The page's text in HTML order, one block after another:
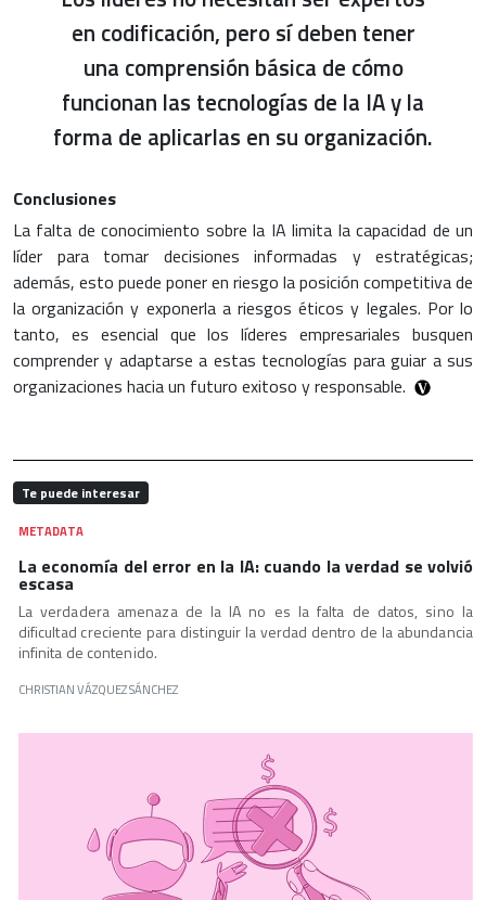
en codificación, pero sí deben tener
una comprensión básica de cómo
funcionan las tecnologías de la IA y la
forma de aplicarlas en su organización.
Conclusiones
La falta de conocimiento sobre la IA limita la capacidad de un
líder para tomar decisiones informadas y estratégicas;
además, esto puede poner en riesgo la posición competitiva de
la organización y exponerla a riesgos éticos y legales. Por lo
tanto, es esencial que los líderes empresariales busquen
comprender y adaptarse a estas tecnologías para guiar a sus
organizaciones hacia un futuro exitoso y responsable.
Te puede interesar
METADATA
La economía del error en la IA: cuando la verdad se volvió
escasa
La verdadera amenaza de la IA no es la falta de datos, sino la
dificultad creciente para distinguir la verdad dentro de la abundancia
infinita de contenido.
CHRISTIAN VÁZQUEZ SÁNCHEZ